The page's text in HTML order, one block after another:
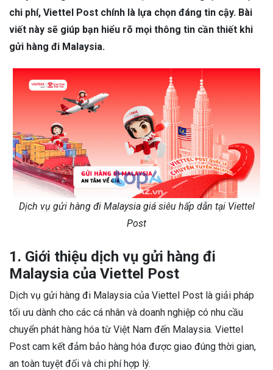
chi phí, Viettel Post chính là lựa chọn đáng tin cậy. Bài
viết này sẽ giúp bạn hiểu rõ mọi thông tin cần thiết khi
gửi hàng đi Malaysia.
Dịch vụ gửi hàng đi Malaysia giá siêu hấp dẫn tại Viettel
Post
1. Giới thiệu dịch vụ gửi hàng đi
Malaysia của Viettel Post
Dịch vụ gửi hàng đi Malaysia của Viettel Post là giải pháp
tối ưu dành cho các cá nhân và doanh nghiệp có nhu cầu
chuyển phát hàng hóa từ Việt Nam đến Malaysia. Viettel
Post cam kết đảm bảo hàng hóa được giao đúng thời gian,
an toàn tuyệt đối và chi phí hợp lý.